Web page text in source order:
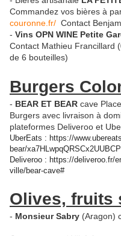
Commandez vos bières à
couronne.fr/ Contact
- Vins OPN WINE Petite
Contact Mathieu Francillard
de 6 bouteilles)
Burgers
- BEAR ET BEAR cave
Burgers avec livraison à
plateformes Deliveroo et
UberEats : https://
bear/
Deliveroo : https://deliveroo.fr/
ville/bear-cave#
Olives, fruits
- Monsieur Sabry (Aragon)